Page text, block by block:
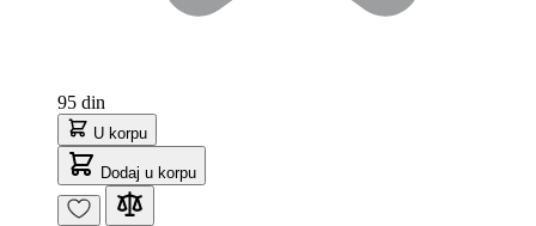
95 din
U korpu
Dodaj u korpu